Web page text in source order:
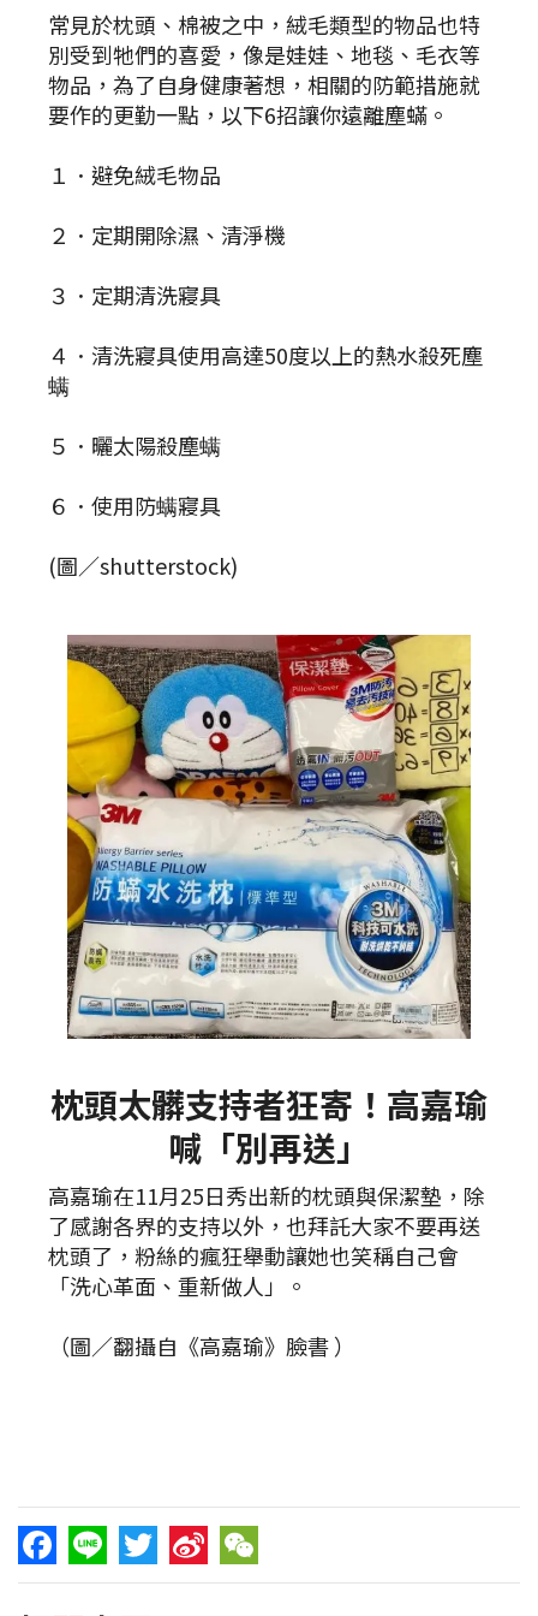
常見於枕頭、棉被之中，絨毛類型的物品也特
別受到牠們的喜愛，像是娃娃、地毯、毛衣等
物品，為了自身健康著想，相關的防範措施就
要作的更勤一點，以下6招讓你遠離塵蟎。
１．避免絨毛物品
２．定期開除濕、清淨機
３．定期清洗寢具
４．清洗寢具使用高達50度以上的熱水殺死塵
螨
５．曬太陽殺塵螨
６．使用防螨寢具
(圖／shutterstock)
枕頭太髒支持者狂寄！高嘉瑜
喊「別再送」
高嘉瑜在11月25日秀出新的枕頭與保潔墊，除
了感謝各界的支持以外，也拜託大家不要再送
枕頭了，粉絲的瘋狂舉動讓她也笑稱自己會
「洗心革面、重新做人」。
（圖／翻攝自《高嘉瑜》臉書 ）
Facebook
Line TwitterSina WeChat